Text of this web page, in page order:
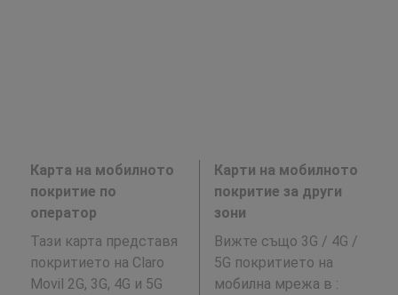
Карта на мобилното
покритие по
оператор
Тази карта представя
покритието на Claro
Movil 2G, 3G, 4G и 5G
Карти на мобилното
покритие за други
зони
Вижте също 3G / 4G /
5G покритието на
мобилна мрежа в :